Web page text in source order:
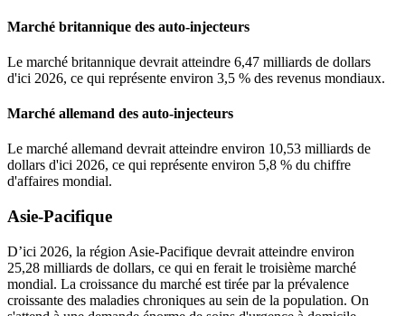
Marché britannique des auto-injecteurs
Le marché britannique devrait atteindre 6,47 milliards de dollars
d'ici 2026, ce qui représente environ 3,5 % des revenus mondiaux.
Marché allemand des auto-injecteurs
Le marché allemand devrait atteindre environ 10,53 milliards de
dollars d'ici 2026, ce qui représente environ 5,8 % du chiffre
d'affaires mondial.
Asie-Pacifique
D’ici 2026, la région Asie-Pacifique devrait atteindre environ
25,28 milliards de dollars, ce qui en ferait le troisième marché
mondial. La croissance du marché est tirée par la prévalence
croissante des maladies chroniques au sein de la population. On